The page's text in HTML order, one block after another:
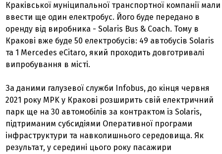
Краківської муніципальної транспортної компанії мали
ввести ще один електробус. Його буде передано в
оренду від виробника - Solaris Bus & Coach. Тому в
Кракові вже буде 50 електробусів: 49 автобусів Solaris
та 1 Mercedes eCitaro, який проходить довготривалі
випробування в місті.
За даними галузевої служби Infobus, до кінця червня
2021 року MPK у Кракові розширить свій електричний
парк ще на 30 автомобілів за контрактом із Solaris,
підтриманим субсидіями Оперативної програми
інфраструктури та навколишнього середовища. Як
результат, у середині цього року пасажири